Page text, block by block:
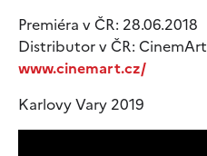
Premiéra v ČR: 28.06.2018
Distributor v ČR: CinemArt
www.cinemart.cz/
Karlovy Vary 2019